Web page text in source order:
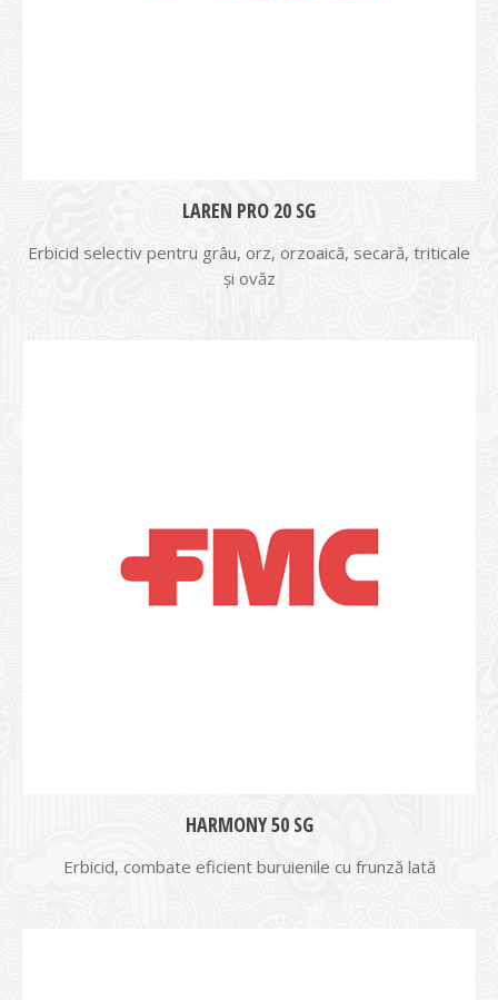
LAREN PRO 20 SG
Erbicid selectiv pentru grâu, orz, orzoaică, secară, triticale
şi ovăz
HARMONY 50 SG
Erbicid, combate eficient buruienile cu frunză lată